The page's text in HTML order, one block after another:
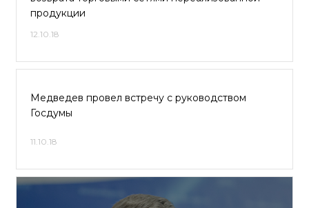
продукции
12.10.18
Медведев провел встречу с руководством
Госдумы
11.10.18